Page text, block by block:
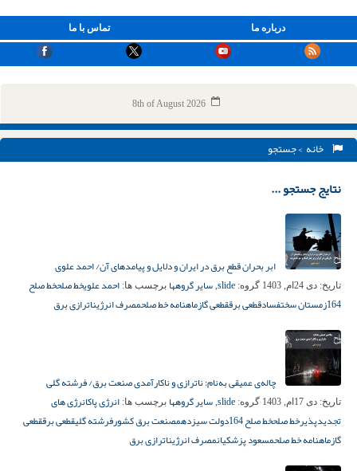
تماس با ما درباره ما
8th of August 2026
خانه > جستجو
نتایج جستجو ...
ابر بحران قطع برق در ایران و دلایل و پیامدهای آن/ احمد علوی
تاریخ: دی 24ام, 1403 گروه: slide
, سایر گروهها برچسب ها: احمد علویخط صلحخط صلح
164زمستان سختفسادقطعی برققطعی گازماهنامه خط صلحمصرف انرژیناترازی برق
چاله‌ی عمیقی به‌نام: ناترازی و ناکارآمدی صنعت برق/ فرشته گلی
تاریخ: دی 17ام, 1403 گروه: slide
, سایر گروهها برچسب ها: انرژی پاکانرژی های
تجدیدپذیرخط صلحخط صلح 164 دولت سیزدهمصنعت برق کشورفرشته گلیقطعی برققطعی
گازماهنامه خط صلحمسعود پزشکیانمصرف انرژیناترازی برق